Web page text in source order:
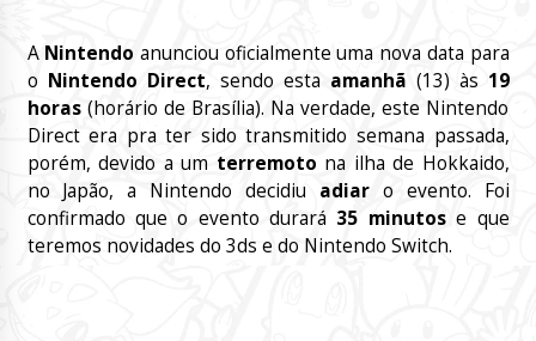
A Nintendo anunciou oficialmente uma nova data para
o Nintendo Direct, sendo esta amanhã (13) às 19
horas(horário de Brasília). Na verdade, este Nintendo
Direct era pra ter sido transmitido semana passada,
porém, devido a um terremoto na ilha de Hokkaido,
no Japão, a Nintendo decidiu adiaro evento. Foi
confirmado que o evento durará 35 minutose que
teremos novidades do 3ds e do Nintendo Switch.